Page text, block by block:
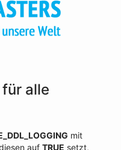
alle
mit
auf TRUE setzt,